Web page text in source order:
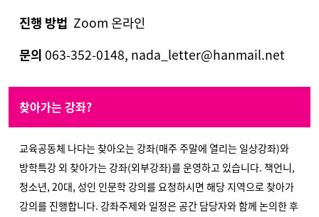
진행 방법 Zoom 온라인
문의 063-352-0148, nada_letter@hanmail.net
찾아가는 강좌?
교육공동체 나다는 찾아오는 강좌(매주 주말에 열리는 일상강좌)와
방학특강 외 찾아가는 강좌(외부강좌)를 운영하고 있습니다. 책언니,
청소년, 20대, 성인 인문학 강의를 요청하시면 해당 지역으로 찾아가
강의를 진행합니다. 강좌주제와 일정은 공간 담당자와 함께 논의한 후